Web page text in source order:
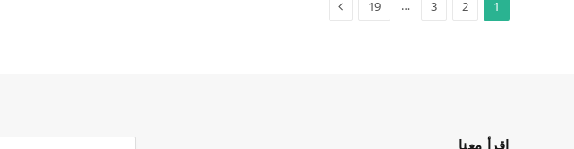
1
2
3
…
19
اقرأ معنا